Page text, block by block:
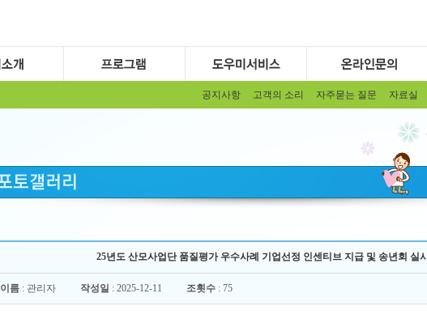
공지사항 고객의 소리 자주묻는 질문 자료실
25년도 산모사업단 품질평가 우수사례 기업선정 인센티브 지급 및 송년회 실시
이름 : 관리자 작성일 : 2025-12-11 조횟수 : 75